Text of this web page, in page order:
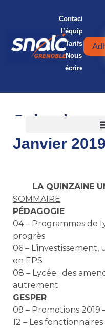
Contacter
l’équipe
Tarifs
Nous
écrire
Janvier 2019
LA QUINZAINE
SOMMAIRE:
PÉDAGOGIE
04 – Programmes de
progrès
06 –
en EPS
08 – Lycée : des
autrement
GESPER
09 – Promotions 2019
12 – Les